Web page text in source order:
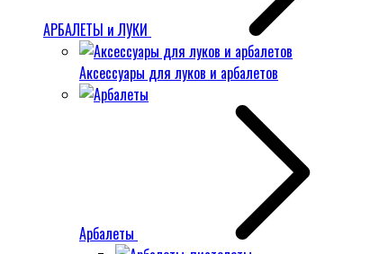
АРБАЛЕТЫ и ЛУКИ
Аксессуары для луков и арбалетов
Арбалеты